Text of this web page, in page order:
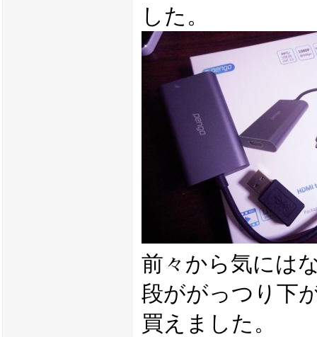
した。
前々から気には
段ががっつり下
買えました。